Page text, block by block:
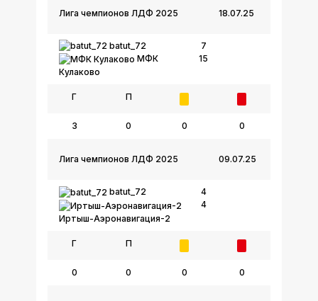
18.07.25
Лига чемпионов ЛДФ 2025
batut_72
МФК
Кулаково
7
15
Г П
3 0 0 0
09.07.25
Лига чемпионов ЛДФ 2025
batut_72
Иртыш-Аэронавигация-2
4
4
Г П
0 0 0 0